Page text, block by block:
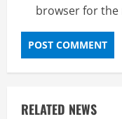
browser for the
RELATED NEWS